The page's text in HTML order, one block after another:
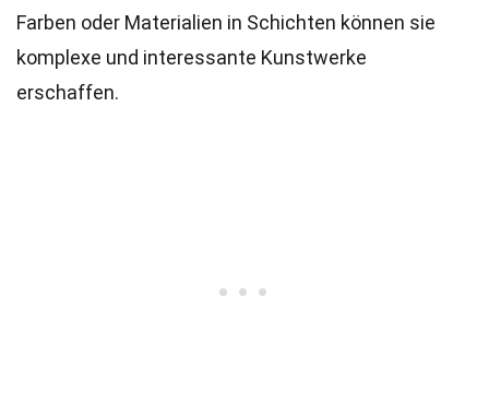
Farben oder Materialien in Schichten können sie
komplexe und interessante Kunstwerke
erschaffen.